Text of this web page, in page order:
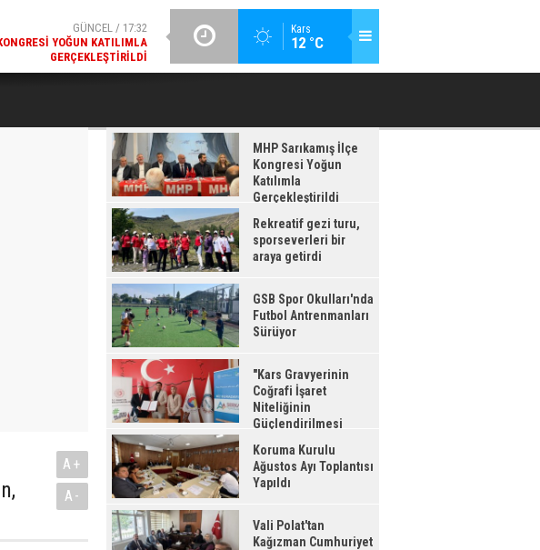
Kars
12 °C
YOĞUN KATILIMLA
GERÇEKLEŞTIRILDI
GÜNCEL / 17:08
GSB SPOR OKULLARI'NDA FUTBOL ANTRENMANLARI SÜRÜYOR
A+
A-
MHP Sarıkamış İlçe
Kongresi Yoğun
Katılımla
Gerçekleştirildi
Rekreatif gezi turu,
sporseverleri bir
araya getirdi
GSB Spor Okulları'nda
Futbol Antrenmanları
Sürüyor
"Kars Gravyerinin
Coğrafi İşaret
Niteliğinin
Güçlendirilmesi
Projesi"
Koruma Kurulu
Ağustos Ayı Toplantısı
Yapıldı
Vali Polat'tan
Kağızman Cumhuriyet